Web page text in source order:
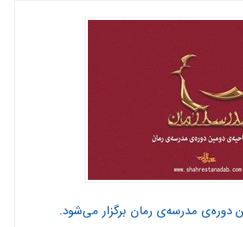
دوره‌ی مدرسه‌ی رمان برگزار می‌شود.